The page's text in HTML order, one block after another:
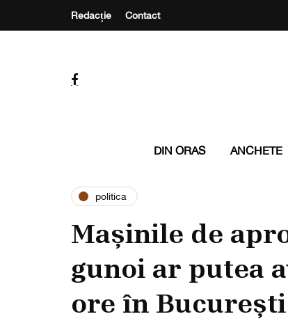
Redacție Contact
DIN ORAS ANCHETE
politica
Mașinile de
gunoi ar putea
ore în București